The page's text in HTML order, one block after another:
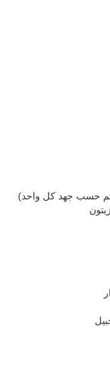
حسب جهد كل واحد)